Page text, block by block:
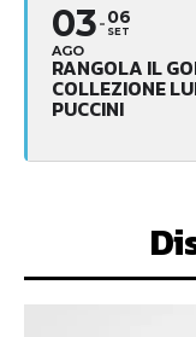
03
AGO
06
SET
RANGOLA IL
COLLEZIONE
PUCCINI